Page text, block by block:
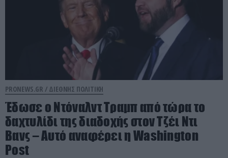
PRONEWS.GR / ΔΙΕΘΝΗΣ ΠΟΛΙΤΙΚΗ
Έδωσε ο Ντόναλντ Τραμπ από τώρα το
δαχτυλίδι της διαδοχής στον Τζέι Ντι
Βανς – Αυτό αναφέρει η Washington
Post